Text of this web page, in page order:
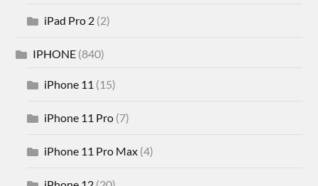
iPad Pro 2 (2)
IPHONE (840)
iPhone 11 (15)
iPhone 11 Pro (7)
iPhone 11 Pro Max (4)